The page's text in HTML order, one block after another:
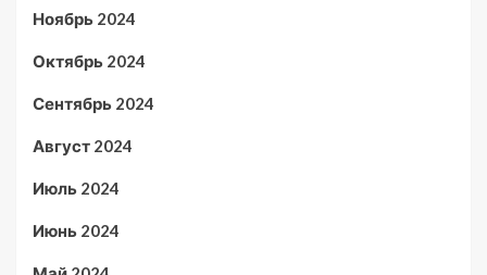
Ноябрь 2024
Октябрь 2024
Сентябрь 2024
Август 2024
Июль 2024
Июнь 2024